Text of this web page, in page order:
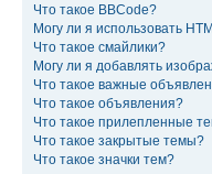
Что такое BBCode?
Могу ли я использовать
Что такое смайлики?
Могу ли я добавлять
Что такое важные
Что такое объявления?
Что такое прилепленные
Что такое закрытые темы?
Что такое значки тем?